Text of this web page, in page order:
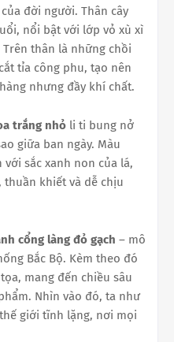
đời người. Thân cây
nổi bật với lớp vỏ xù xì
thân là những chồi
tỉa công phu, tạo nên
nhưng đầy khí chất.
trắng nhỏ li ti bung nở
giữa ban ngày. Màu
sắc xanh non của lá,
thuần khiết và dễ chịu
cổng làng đỏ gạch – mô
Bắc Bộ. Kèm theo đó
mang đến chiều sâu
Nhìn vào đó, ta như
giới tĩnh lặng, nơi mọi